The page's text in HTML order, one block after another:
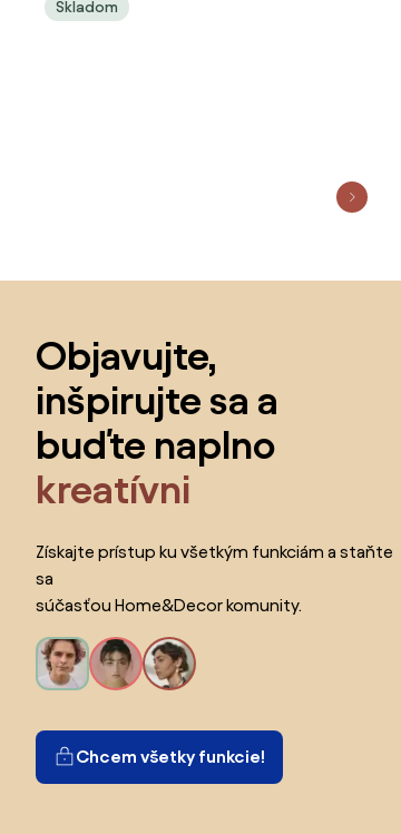
Skladom
Objavujte,
inšpirujte sa a
buďte naplno
kreatívni
Získajte prístup ku všetkým funkciám a staňte
sa
súčasťou Home&Decor komunity.
Chcem všetky funkcie!